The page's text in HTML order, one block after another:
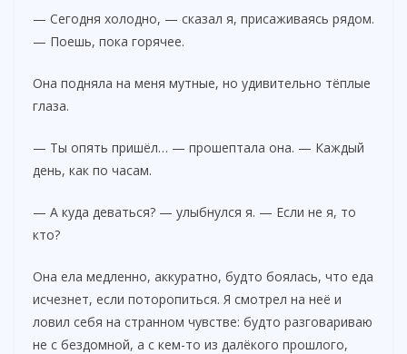
o
— Сегодня холодно, — сказал я, присаживаясь рядом.
— Поешь, пока горячее.
Она подняла на меня мутные, но удивительно тёплые
глаза.
— Ты опять пришёл… — прошептала она. — Каждый
день, как по часам.
— А куда деваться? — улыбнулся я. — Если не я, то
кто?
Она ела медленно, аккуратно, будто боялась, что еда
исчезнет, если поторопиться. Я смотрел на неё и
ловил себя на странном чувстве: будто разговариваю
не с бездомной, а с кем-то из далёкого прошлого,